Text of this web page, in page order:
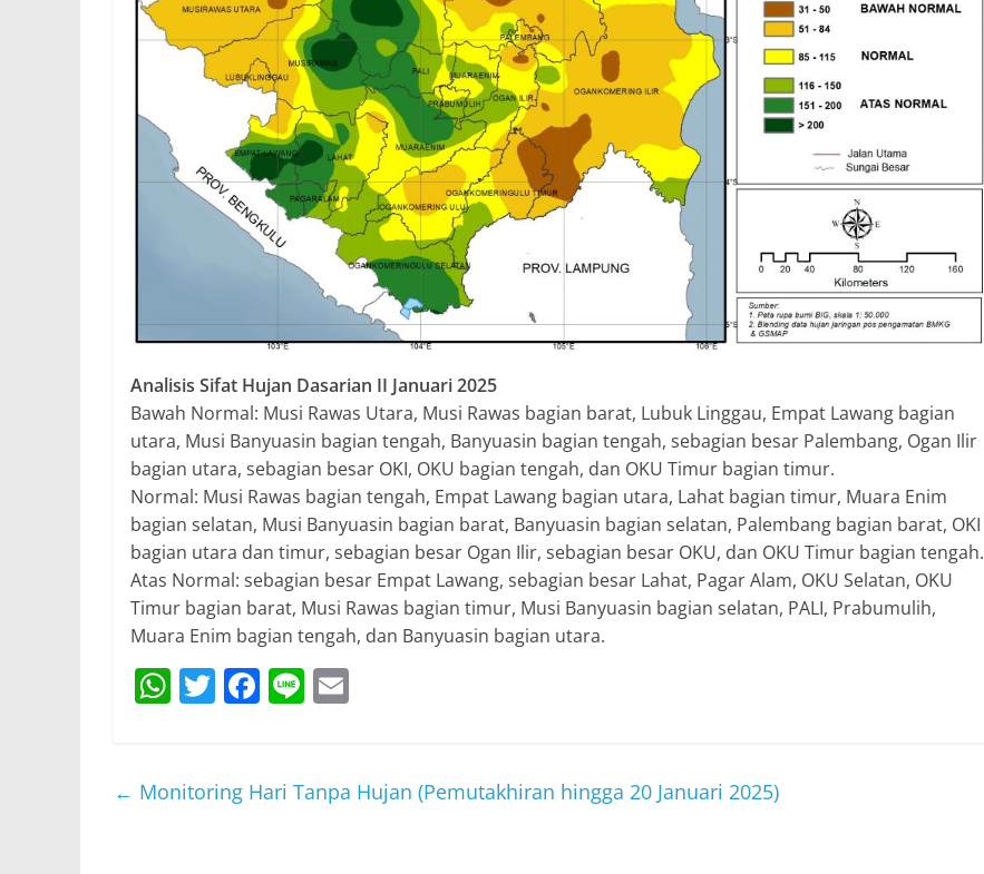
Analisis Sifat Hujan Dasarian II Januari 2025
Bawah Normal: Musi Rawas Utara, Musi Rawas bagian barat, Lubuk Linggau, Empat Lawang bagian
utara, Musi Banyuasin bagian tengah, Banyuasin bagian tengah, sebagian besar Palembang, Ogan Ilir
bagian utara, sebagian besar OKI, OKU bagian tengah, dan OKU Timur bagian timur.
Normal: Musi Rawas bagian tengah, Empat Lawang bagian utara, Lahat bagian timur, Muara Enim
bagian selatan, Musi Banyuasin bagian barat, Banyuasin bagian selatan, Palembang bagian barat, OKI
bagian utara dan timur, sebagian besar Ogan Ilir, sebagian besar OKU, dan OKU Timur bagian tengah.
Atas Normal: sebagian besar Empat Lawang, sebagian besar Lahat, Pagar Alam, OKU Selatan, OKU
Timur bagian barat, Musi Rawas bagian timur, Musi Banyuasin bagian selatan, PALI, Prabumulih,
Muara Enim bagian tengah, dan Banyuasin bagian utara.
W
s
T
er
F
e
Li
l
← Monitoring Hari Tanpa Hujan (Pemutakhiran hingga 20 Januari 2025)